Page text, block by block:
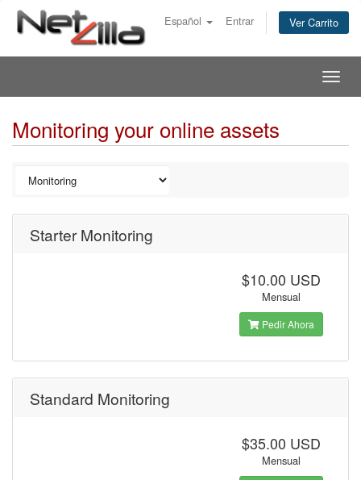
Español Entrar Ver Carrito
Monitoring your online assets
Starter Monitoring
$10.00 USD
Mensual
Pedir Ahora
Standard Monitoring
$35.00 USD
Mensual